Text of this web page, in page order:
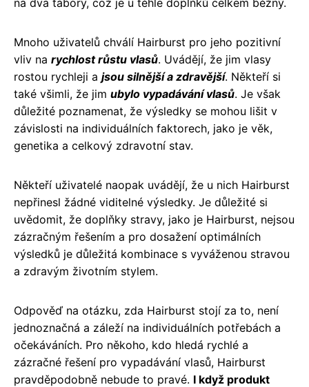
na dva tábory, což je u těhle doplňků celkem běžný.
Mnoho uživatelů chválí Hairburst pro jeho pozitivní
vliv na rychlost růstu vlasů. Uvádějí, že jim vlasy
rostou rychleji a jsou silnější a zdravější. Někteří si
také všimli, že jim ubylo vypadávání vlasů. Je však
důležité poznamenat, že výsledky se mohou lišit v
závislosti na individuálních faktorech, jako je věk,
genetika a celkový zdravotní stav.
Někteří uživatelé naopak uvádějí, že u nich Hairburst
nepřinesl žádné viditelné výsledky. Je důležité si
uvědomit, že doplňky stravy, jako je Hairburst, nejsou
zázračným řešením a pro dosažení optimálních
výsledků je důležitá kombinace s vyváženou stravou
a zdravým životním stylem.
Odpověď na otázku, zda Hairburst stojí za to, není
jednoznačná a záleží na individuálních potřebách a
očekáváních. Pro někoho, kdo hledá rychlé a
zázračné řešení pro vypadávání vlasů, Hairburst
pravděpodobně nebude to pravé. I když produkt